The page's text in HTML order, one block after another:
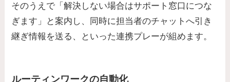
そのうえで「解決しない場合はサポート窓口につな
ぎます」と案内し、同時に担当者のチャットへ引き
継ぎ情報を送る、といった連携プレーが組めます。
ルーティンワークの自動化